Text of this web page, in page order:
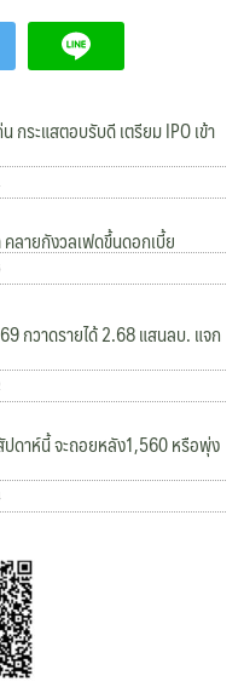
กระแสตอบรับดี เตรียม IPO เข้า
คลายกังวลเฟดขึ้นดอกเบี้ย
กวาดรายได้ 2.68 แสนลบ. แจก
ดาห์นี้ จะถอยหลัง1,560 หรือพุ่ง